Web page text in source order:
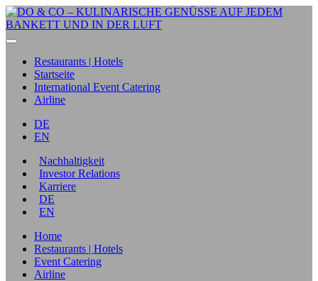
Restaurants | Hotels
Startseite
International Event Catering
Airline
DE
EN
Nachhaltigkeit
Investor Relations
Karriere
DE
EN
Home
Restaurants | Hotels
Event Catering
Airline